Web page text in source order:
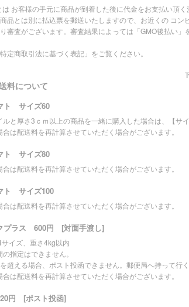
お客様の手元に商品が到着した後に代金をお支払い頂く
品とは別に払込票を郵送いたしますので、お近くの コ
審査がございます。審査結果によっては「GMO後払い
定商取引法に基づく表記」をご覧ください。
料について
ト サイズ60
ルと厚さ3ｃｍ以上の商品を一緒に購入した場合は、【
は配送料を再計算させていただく場合がございます。
ト サイズ80
は配送料を再計算させていただく場合がございます。
ト サイズ100
は配送料を再計算させていただく場合がございます。
プラス 600円 [対面手渡し]
イズ、重さ4kg以内
指定はできません。
超える場合、ポスト投函できません。郵便局へ持って行
は配送料を再計算させていただく場合がございます。
円 [ポスト投函]